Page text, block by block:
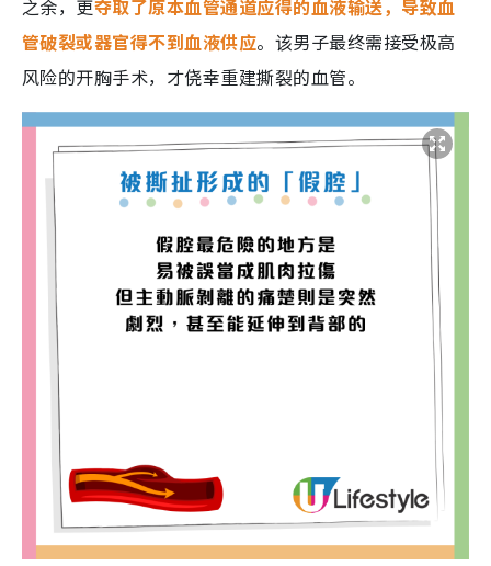
之余，更夺取了原本血管通道应得的血液输送，导致血
管破裂或器官得不到血液供应。该男子最终需接受极高
风险的开胸手术，才侥幸重建撕裂的血管。